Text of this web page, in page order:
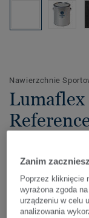
Nawierzchnie
Lumaflex Energy
kombinowany
warstwy
15mm i górnej
Zanim
Poprzez kliknięcie
wyrażona zgoda
urządzeniu w celu
analizowania